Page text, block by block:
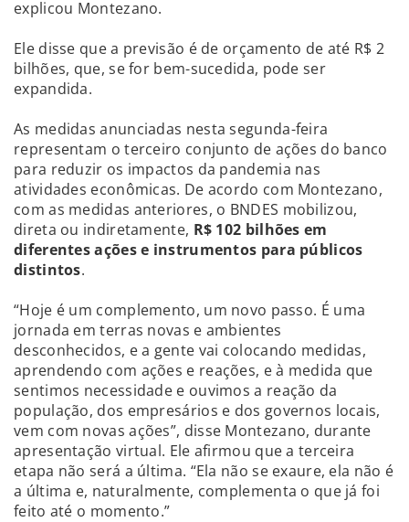
explicou Montezano.
Ele disse que a previsão é de orçamento de até R$ 2
bilhões, que, se for bem-sucedida, pode ser
expandida.
As medidas anunciadas nesta segunda-feira
representam o terceiro conjunto de ações do banco
para reduzir os impactos da pandemia nas
atividades econômicas. De acordo com Montezano,
com as medidas anteriores, o BNDES mobilizou,
direta ou indiretamente, R$ 102 bilhões em
diferentes ações e instrumentos para públicos
distintos.
“Hoje é um complemento, um novo passo. É uma
jornada em terras novas e ambientes
desconhecidos, e a gente vai colocando medidas,
aprendendo com ações e reações, e à medida que
sentimos necessidade e ouvimos a reação da
população, dos empresários e dos governos locais,
vem com novas ações”, disse Montezano, durante
apresentação virtual. Ele afirmou que a terceira
etapa não será a última. “Ela não se exaure, ela não é
a última e, naturalmente, complementa o que já foi
feito até o momento.”